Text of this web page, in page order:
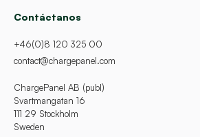
Contáctanos
+46(0)8 120 325 00
contact@chargepanel.com
ChargePanel AB (publ)
Svartmangatan 16
111 29 Stockholm
Sweden